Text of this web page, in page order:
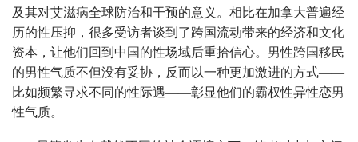
及其对艾滋病全球防治和干预的意义。相比在加拿大普遍经
历的性压抑，很多受访者谈到了跨国流动带来的经济和文化
资本，让他们回到中国的性场域后重拾信心。男性跨国移民
的男性气质不但没有妥协，反而以一种更加激进的方式——
比如频繁寻求不同的性际遇——彰显他们的霸权性异性恋男
性气质。